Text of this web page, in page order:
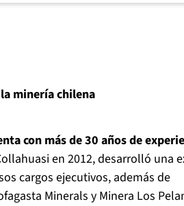
minería chilena
con más de 30 años de
en 2012, desarrolló una
cargos ejecutivos, además de
Minerals y Minera Los